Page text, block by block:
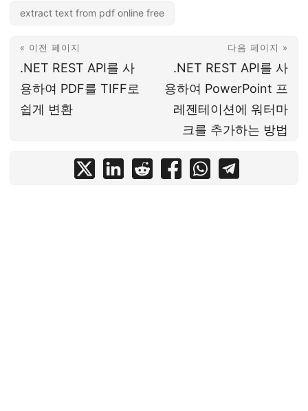
extract text from pdf online free
« 이전 페이지
.NET REST API를 사
용하여 PDF를 TIFF로
쉽게 변환
다음 페이지 »
.NET REST API를 사
용하여 PowerPoint 프
레젠테이션에 워터마
크를 추가하는 방법